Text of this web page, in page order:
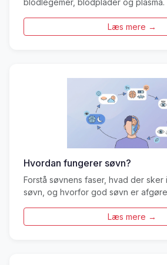
blodlegemer, blodplader og plasma.
Læs mere →
Hvordan fungerer søvn?
Forstå søvnens faser, hvad der sker
søvn, og hvorfor god søvn er
Læs mere →